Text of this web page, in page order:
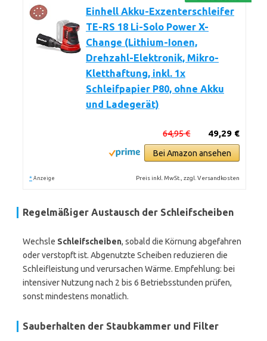
Einhell Akku-Exzenterschleifer
TE-RS 18 Li-Solo Power X-
Change (Lithium-Ionen,
Drehzahl-Elektronik, Mikro-
Kletthaftung, inkl. 1x
Schleifpapier P80, ohne Akku
und Ladegerät)
49,29 €
64,95 €
Bei Amazon ansehen
* Anzeige Preis inkl. MwSt., zzgl. Versandkosten
Regelmäßiger Austausch der Schleifscheiben
Wechsle Schleifscheiben, sobald die Körnung abgefahren
oder verstopft ist. Abgenutzte Scheiben reduzieren die
Schleifleistung und verursachen Wärme. Empfehlung: bei
intensiver Nutzung nach 2 bis 6 Betriebsstunden prüfen,
sonst mindestens monatlich.
Sauberhalten der Staubkammer und Filter